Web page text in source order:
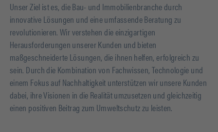
Unser Ziel ist es, die Bau- und Immobilienbranche durch
innovative Lösungen und eine umfassende Beratung zu
revolutionieren. Wir verstehen die einzigartigen
Herausforderungen unserer Kunden und bieten
maßgeschneiderte Lösungen, die ihnen helfen, erfolgreich zu
sein. Durch die Kombination von Fachwissen, Technologie und
einem Fokus auf Nachhaltigkeit unterstützen wir unsere Kunden
dabei, ihre Visionen in die Realität umzusetzen und gleichzeitig
einen positiven Beitrag zum Umweltschutz zu leisten.